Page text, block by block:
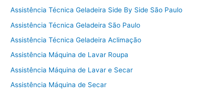
Assistência Técnica Geladeira Side By Side São Paulo
Assistência Técnica Geladeira São Paulo
Assistência Técnica Geladeira Aclimação
Assistência Máquina de Lavar Roupa
Assistência Máquina de Lavar e Secar
Assistência Máquina de Secar